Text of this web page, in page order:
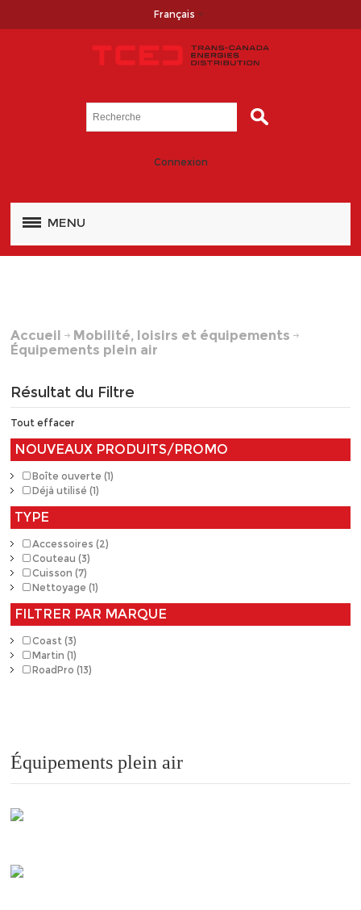
Français
Connexion
MENU
Accueil
Mobilité, loisirs et équipements
Équipements plein air
Résultat du Filtre
Tout effacer
NOUVEAUX PRODUITS/PROMO
Boîte ouverte (1)
Déjà utilisé (1)
TYPE
Accessoires (2)
Couteau (3)
Cuisson (7)
Nettoyage (1)
FILTRER PAR MARQUE
Coast (3)
Martin (1)
RoadPro (13)
Équipements plein air